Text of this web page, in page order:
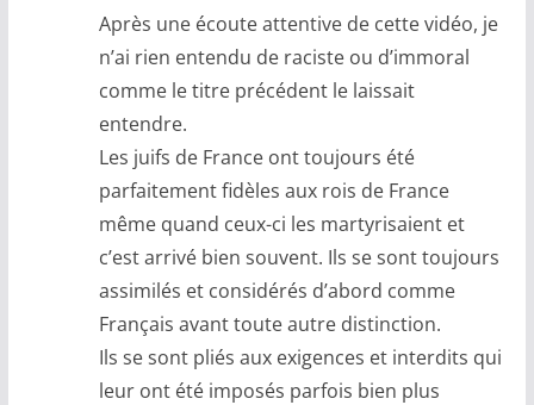
Après une écoute attentive de cette vidéo, je
n’ai rien entendu de raciste ou d’immoral
comme le titre précédent le laissait
entendre.
Les juifs de France ont toujours été
parfaitement fidèles aux rois de France
même quand ceux-ci les martyrisaient et
c’est arrivé bien souvent. Ils se sont toujours
assimilés et considérés d’abord comme
Français avant toute autre distinction.
Ils se sont pliés aux exigences et interdits qui
leur ont été imposés parfois bien plus